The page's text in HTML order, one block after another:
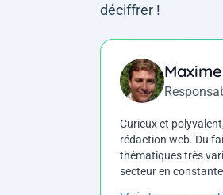
déciffrer !
Curieux et
rédaction web. Du
thématiques très
secteur en